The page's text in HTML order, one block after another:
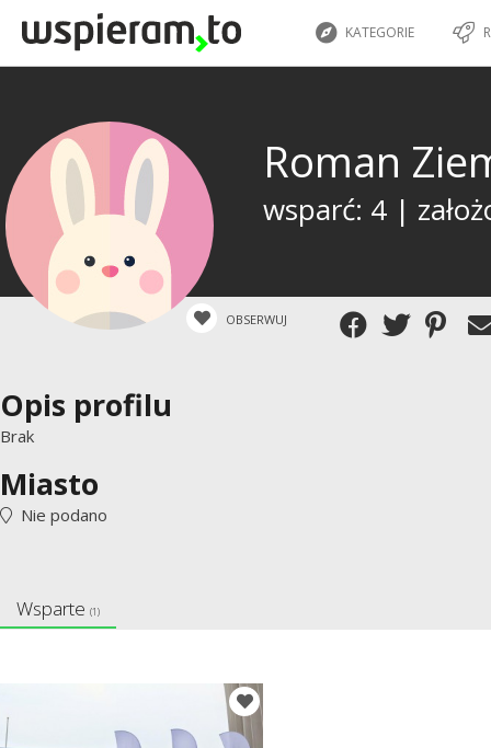
KATEGORIE
Roman
wsparć: 4 |
OBSERWUJ
Opis profilu
Brak
Miasto
Nie podano
Wsparte (1)